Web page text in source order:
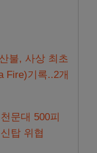
불, 사상 최초
Fire)기록..2개
문대 500피
탑 위협